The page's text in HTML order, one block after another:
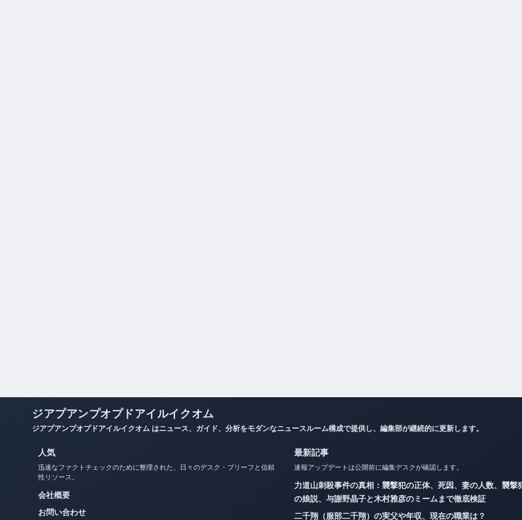
ジアプアンプオプドアイルイクオム
人気
迅速なファクトチェックのために整理された、日々のデスク・ブリーフと信頼
性リソース。
会社概要
最新記事
速報アップデートは公開前に編集デスクが確認します。
力道山刺殺事件の真相：襲撃犯の正体、死因、妻の人数、襲撃犯
の娘説、与謝野晶子と木村雅彦のミームまで徹底検証